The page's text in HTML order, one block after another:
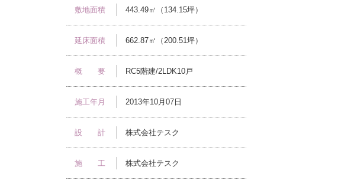
敷地面積 443.49㎡（134.15坪）
延床面積 662.87㎡（200.51坪）
概 要 RC5階建/2LDK10戸
施工年月 2013年10月07日
設 計 株式会社テスク
施 工 株式会社テスク